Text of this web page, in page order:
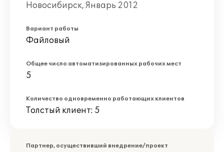
Новосибирск, Январь 2012
Вариант работы
Файловый
Общее число автоматизированных рабочих мест
5
Количество одновременно работающих клиентов
Толстый клиент: 5
Партнер, осуществивший внедрение/проект